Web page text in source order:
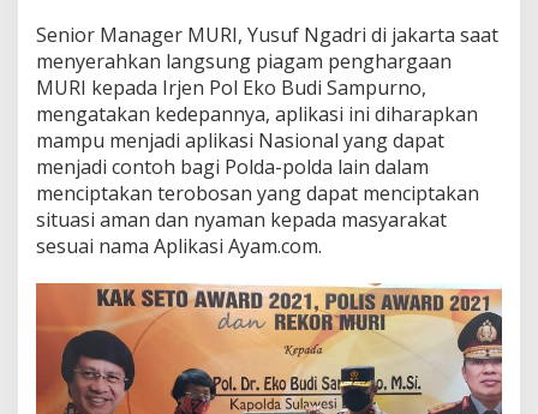
U
R
I
Senior Manager MURI, Yusuf Ngadri di jakarta saat
menyerahkan langsung piagam penghargaan
MURI kepada Irjen Pol Eko Budi Sampurno,
mengatakan kedepannya, aplikasi ini diharapkan
mampu menjadi aplikasi Nasional yang dapat
menjadi contoh bagi Polda-polda lain dalam
menciptakan terobosan yang dapat menciptakan
situasi aman dan nyaman kepada masyarakat
sesuai nama Aplikasi Ayam.com.